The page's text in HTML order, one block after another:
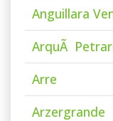
Anguillara
ArquÃ
Arre
Arzergrande